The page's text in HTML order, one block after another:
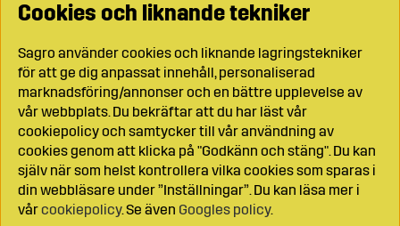
Cookies och liknande tekniker
Sagro använder cookies och liknande lagringstekniker
för att ge dig anpassat innehåll, personaliserad
marknadsföring/annonser och en bättre upplevelse av
vår webbplats. Du bekräftar att du har läst vår
cookiepolicy och samtycker till vår användning av
cookies genom att klicka på "Godkänn och stäng". Du kan
själv när som helst kontrollera vilka cookies som sparas i
din webbläsare under ”Inställningar”. Du kan läsa mer i
vårcookiepolicy. Se även Googles policy.